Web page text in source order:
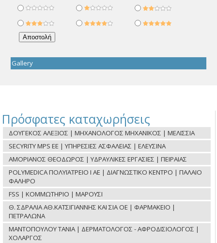
Gallery
Πρόσφατες καταχωρήσεις
ΔΟΥΓΕΚΟΣ ΑΛΕΞΙΟΣ | ΜΗΧΑΝΟΛΟΓΟΣ ΜΗΧΑΝΙΚΟΣ | ΜΕΛΙΣΣΙΑ
SECYRITY MPS ΕΕ | ΥΠΗΡΕΣΙΕΣ ΑΣΦΑΛΕΙΑΣ | ΕΛΕΥΣΙΝΑ
ΑΜΟΡΙΑΝΟΣ ΘΕΟΔΩΡΟΣ | ΥΔΡΑΥΛΙΚΕΣ ΕΡΓΑΣΙΕΣ | ΠΕΙΡΑΙΑΣ
POLYMEDICA ΠΟΛΥΪΑΤΡΕΙΟ Ι ΑΕ | ΔΙΑΓΝΩΣΤΙΚΟ ΚΕΝΤΡΟ | ΠΑΛΑΙΟ
ΦΑΛΗΡΟ
FSS | ΚΟΜΜΩΤΗΡΙΟ | ΜΑΡΟΥΣΙ
Θ. ΣΔΡΑΛΙΑ ΑΘ.ΚΑΤΣΙΓΙΑΝΝΗΣ ΚΑΙ ΣΙΑ ΟΕ | ΦΑΡΜΑΚΕΙΟ |
ΠΕΤΡΑΛΩΝΑ
ΜΑΝΤΟΠΟΥΛΟΥ ΤΑΝΙΑ | ΔΕΡΜΑΤΟΛΟΓΟΣ - ΑΦΡΟΔΙΣΙΟΛΟΓΟΣ |
ΧΟΛΑΡΓΟΣ